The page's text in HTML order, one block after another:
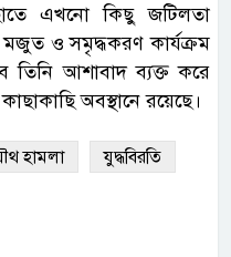
এখনো কিছু জটিলতা
মজুত ও সমৃদ্ধকরণ কার্যক্রম
তিনি আশাবাদ ব্যক্ত করে
অবস্থানে রয়েছে।
হামলা
যুদ্ধবিরতি